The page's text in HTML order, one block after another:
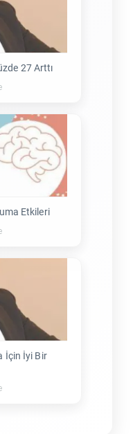
27 Arttı
Etkileri
İçin İyi Bir